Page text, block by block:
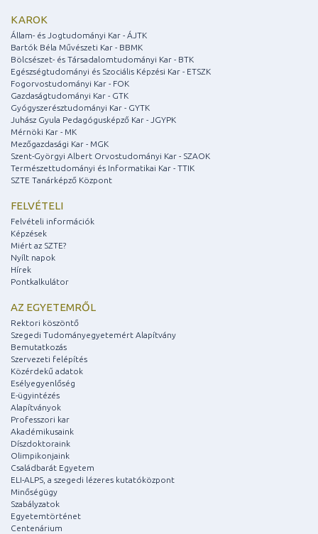
KAROK
Állam- és Jogtudományi Kar - ÁJTK
Bartók Béla Művészeti Kar - BBMK
Bölcsészet- és Társadalomtudományi Kar - BTK
Egészségtudományi és Szociális Képzési Kar - ETSZK
Fogorvostudományi Kar - FOK
Gazdaságtudományi Kar - GTK
Gyógyszerésztudományi Kar - GYTK
Juhász Gyula Pedagógusképző Kar - JGYPK
Mérnöki Kar - MK
Mezőgazdasági Kar - MGK
Szent-Györgyi Albert Orvostudományi Kar - SZAOK
Természettudományi és Informatikai Kar - TTIK
SZTE Tanárképző Központ
FELVÉTELI
Felvételi információk
Képzések
Miért az SZTE?
Nyílt napok
Hírek
Pontkalkulátor
AZ EGYETEMRŐL
Rektori köszöntő
Szegedi Tudományegyetemért Alapítvány
Bemutatkozás
Szervezeti felépítés
Közérdekű adatok
Esélyegyenlőség
E-ügyintézés
Alapítványok
Professzori kar
Akadémikusaink
Díszdoktoraink
Olimpikonjaink
Családbarát Egyetem
ELI-ALPS, a szegedi lézeres kutatóközpont
Minőségügy
Szabályzatok
Egyetemtörténet
Centenárium